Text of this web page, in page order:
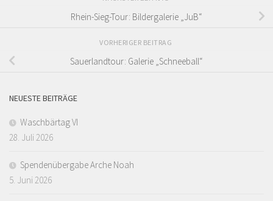
Rhein-Sieg-Tour: Bildergalerie „JuB“
VORHERIGER BEITRAG
Sauerlandtour: Galerie „Schneeball“
NEUESTE BEITRÄGE
Waschbärtag VI
28. Juli 2026
Spendenübergabe Arche Noah
5. Juni 2026